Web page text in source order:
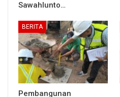
Sawahlunto…
BERITA
Pembangunan